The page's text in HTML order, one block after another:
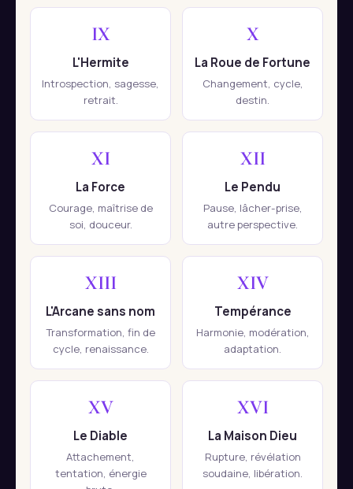
IX
L'Hermite
Introspection, sagesse,
retrait.
X
La Roue de Fortune
Changement, cycle,
destin.
XI
La Force
Courage, maîtrise de
soi, douceur.
XII
Le Pendu
Pause, lâcher-prise,
autre perspective.
XIII
L'Arcane sans nom
Transformation, fin de
cycle, renaissance.
XIV
Tempérance
Harmonie, modération,
adaptation.
XV
Le Diable
Attachement,
tentation, énergie
XVI
La Maison Dieu
Rupture, révélation
soudaine, libération.